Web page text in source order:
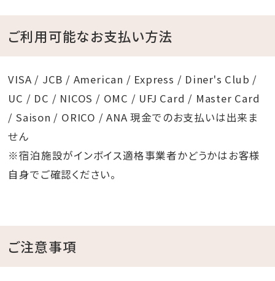
ご利用可能なお支払い方法
VISA / JCB / American / Express / Diner's Club /
UC / DC / NICOS / OMC / UFJ Card / Master Card
/ Saison / ORICO / ANA 現金でのお支払いは出来ま
せん
※宿泊施設がインボイス適格事業者かどうかはお客様
自身でご確認ください。
ご注意事項